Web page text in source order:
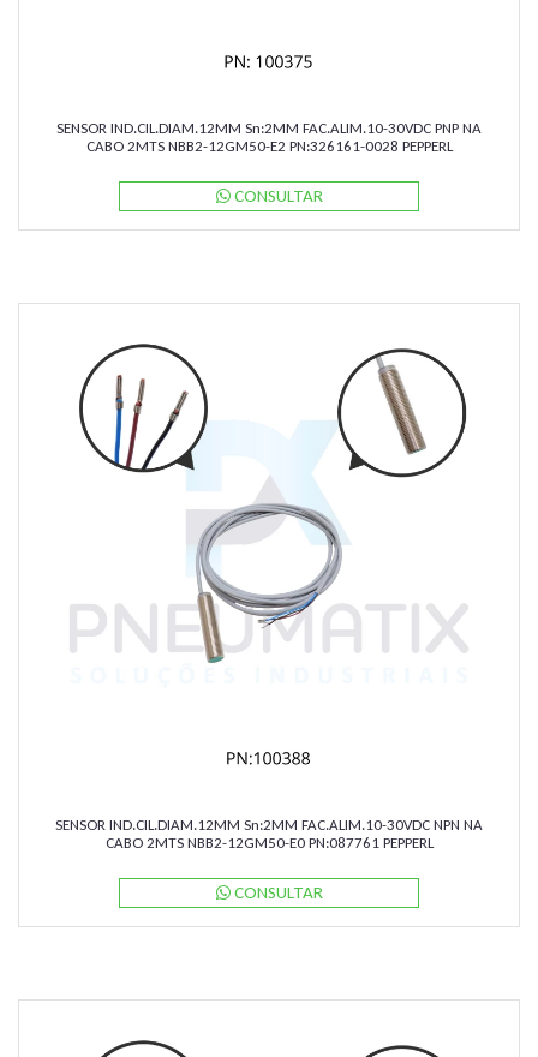
SENSOR IND.CIL.DIAM.12MM Sn:2MM FAC.ALIM.10-30VDC PNP NA
CABO 2MTS NBB2-12GM50-E2 PN:326161-0028 PEPPERL
CONSULTAR
SENSOR IND.CIL.DIAM.12MM Sn:2MM FAC.ALIM.10-30VDC NPN NA
CABO 2MTS NBB2-12GM50-E0 PN:087761 PEPPERL
CONSULTAR